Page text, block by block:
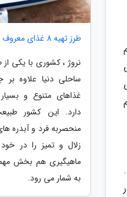
طرز تهیه 8 غذای معروف نروژی، عکس
نروژ ، کشوری با یکی
ساحلی دنیا علاوه بر
غذاهای متنوع و
دارد. این کشور
منحصربه فرد و آبدره
زلال و تمیز را در
ماهیگیری هم بخش
به شمار می رود.